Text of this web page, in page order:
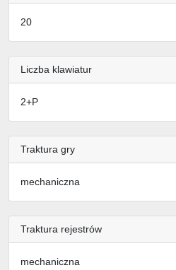
20
Liczba klawiatur
2+P
Traktura gry
mechaniczna
Traktura rejestrów
mechaniczna